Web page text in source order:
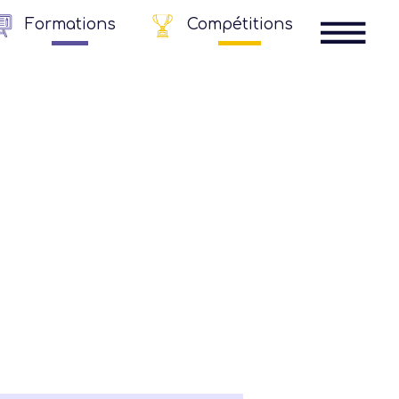
Formations Compétitions